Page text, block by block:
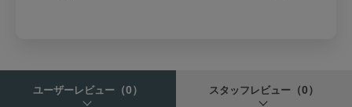
ユーザーレビュー （0） スタッフレビュー （0）